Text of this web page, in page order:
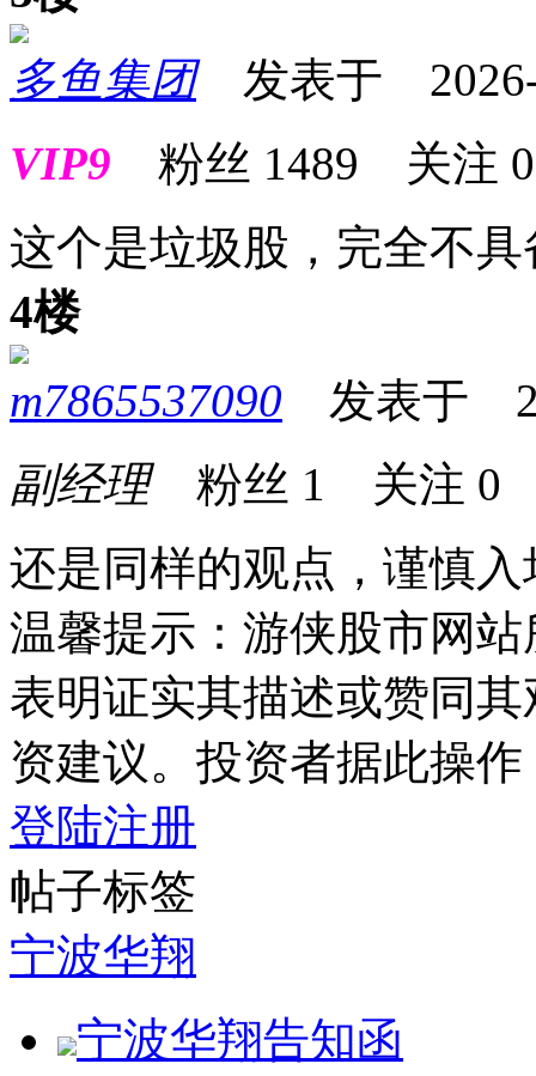
多鱼集团发表于 2026-
VIP9 粉丝 1489 关注 0
这个是垃圾股，完全不
4楼
m7865537090 发表于
副经理粉丝 1 关注 0
还是同样的观点，谨慎入
温馨提示：游侠股市网
表明证实其描述或赞同
资建议。投资者据此操
登陆注册
帖子标签
宁波华翔
宁波华翔告知函